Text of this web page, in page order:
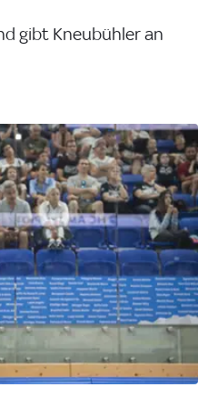
gibt Kneubühler an